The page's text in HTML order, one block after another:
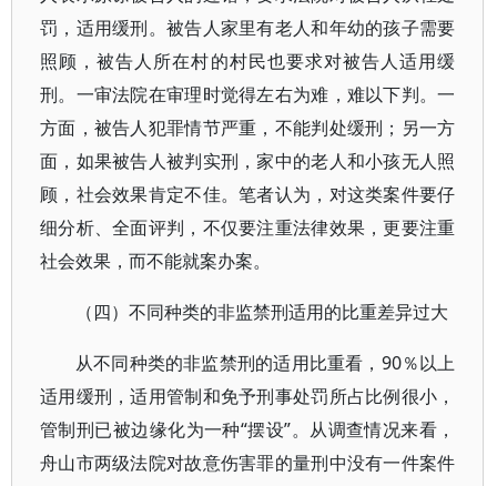
罚，适用缓刑。被告人家里有老人和年幼的孩子需要
照顾，被告人所在村的村民也要求对被告人适用缓
刑。一审法院在审理时觉得左右为难，难以下判。一
方面，被告人犯罪情节严重，不能判处缓刑；另一方
面，如果被告人被判实刑，家中的老人和小孩无人照
顾，社会效果肯定不佳。笔者认为，对这类案件要仔
细分析、全面评判，不仅要注重法律效果，更要注重
社会效果，而不能就案办案。
（四）不同种类的非监禁刑适用的比重差异过大
从不同种类的非监禁刑的适用比重看，90％以上
适用缓刑，适用管制和免予刑事处罚所占比例很小，
管制刑已被边缘化为一种“摆设”。从调查情况来看，
舟山市两级法院对故意伤害罪的量刑中没有一件案件